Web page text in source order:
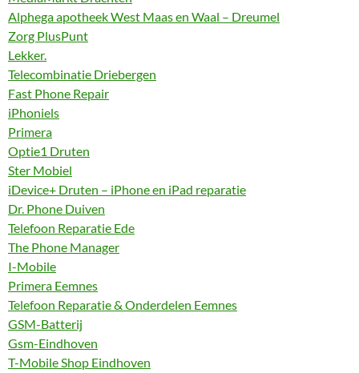
Alphega apotheek West Maas en Waal – Dreumel
Zorg PlusPunt
Lekker.
Telecombinatie Driebergen
Fast Phone Repair
iPhoniels
Primera
Optie1 Druten
Ster Mobiel
iDevice+ Druten – iPhone en iPad reparatie
Dr. Phone Duiven
Telefoon Reparatie Ede
The Phone Manager
I-Mobile
Primera Eemnes
Telefoon Reparatie & Onderdelen Eemnes
GSM-Batterij
Gsm-Eindhoven
T-Mobile Shop Eindhoven